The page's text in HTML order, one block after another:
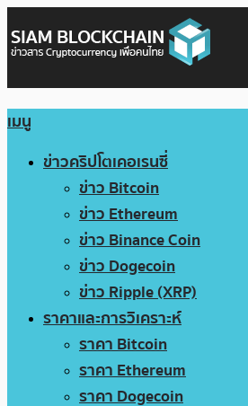
เมนู
ข่าวคริปโตเคอเรนซี่
ข่าว Bitcoin
ข่าว Ethereum
ข่าว Binance Coin
ข่าว Dogecoin
ข่าว Ripple (XRP)
ราคาและการวิเคราะห์
ราคา Bitcoin
ราคา Ethereum
ราคา Dogecoin